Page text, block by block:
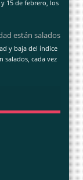
15 de febrero, los
están salados
y baja del índice
salados, cada vez